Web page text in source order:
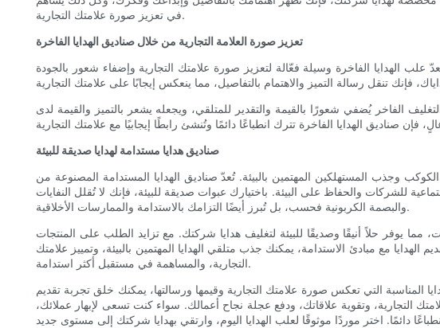
في تعزيز صورة علامتك التجارية.
تعزيز صورة العلامة التجارية من خلال صناديق الهدايا الفاخرة
علب الهدايا الفاخرة وسيلة فعّالة لتعزيز صورة علامتك التجارية وإضفاء شعور بالجودة
الفاخر يُضفي شعورًا بالقيمة والتقدير للمتلقي، ويجعله يشعر بالتميز والقيمة لدى
صناديق هدايا مستدامة لهدايا صديقة للبيئة
وجذب المستهلكين المهتمين بالبيئة. تُعدّ صناديق الهدايا المستدامة المصنوعة من
للشركات والحفاظ على البيئة. باختيارك عبوات صديقة للبيئة، فإنك لا تُقلل النفايات
والبصمة الكربونية فحسب، بل تُبرز أيضًا التزامك بالاستدامة والممارسات الأخلاقية.
مما يوفر حلاً أنيقًا وصديقًا للبيئة لتغليف هدايا شركتك. مع تزايد الطلب على المنتجات
الهدايا مع مبادئ الاستدامة، يمكنك جذب متلقي الهدايا المهتمين بالبيئة، وتمييز علامتك
التجارية، والمساهمة في مستقبل أكثر استدامة.
المناسبة التي تعكس صورة علامتك التجارية وقيمها ورسالتها، يمكنك خلق تجربة تقديم
التجارية، وتقوية علاقاتك، ودفع عجلة نجاح أعمالك. سواء كنت تسعى لإبهار عملائك،